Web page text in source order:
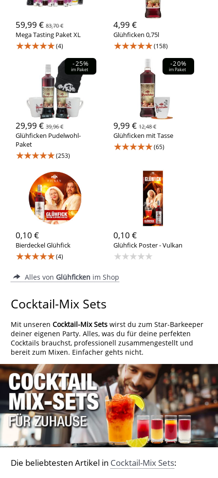
59,99 €83,70 €
Mega Tasting Paket XL
★★★★★(4)
4,99 €
Glühficken 0,75l
★★★★★(158)
-25%
im Paket
29,99 €39,96 €
Glühficken Pudelwohl-
Paket
★★★★★(253)
-20%
im Paket
9,99 € 12,48 €
Glühficken mit Tasse
★★★★★(65)
0,10 €
Bierdeckel Glühfick
★★★★★(4)
0,10 €
Glühfick Poster - Vulkan
★★★★★
Alles von Glühficken im Shop
Cocktail-Mix Sets
Mit unserenCocktail-Mix Sets wirst du zum Star-Barkeeper
deiner eigenen Party. Alles, was du für deine perfekten
Cocktails brauchst, professionell zusammengestellt und
bereit zum Mixen. Einfacher gehts nicht.
Die beliebtesten Artikel in Cocktail-Mix Sets: